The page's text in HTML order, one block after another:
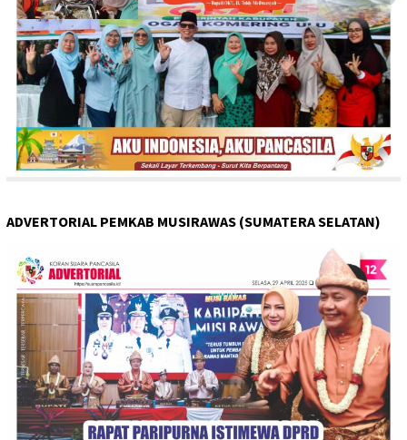
ADVERTORIAL PEMKAB MUSIRAWAS (SUMATERA SELATAN)